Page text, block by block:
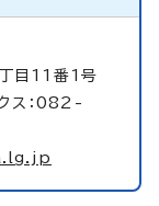
目11番1号
ス：082-